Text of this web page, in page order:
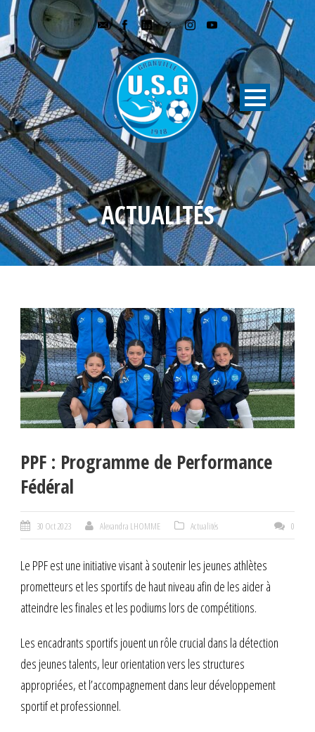
ACTUALITÉS
PPF : Programme de Performance
Fédéral
30 Oct 2023 Alexandra LHOMME Actualités 0
Le PPF est une initiative visant à soutenir les jeunes athlètes
prometteurs et les sportifs de haut niveau afin de les aider à
atteindre les finales et les podiums lors de compétitions.
Les encadrants sportifs jouent un rôle crucial dans la détection
des jeunes talents, leur orientation vers les structures
appropriées, et l’accompagnement dans leur développement
sportif et professionnel.